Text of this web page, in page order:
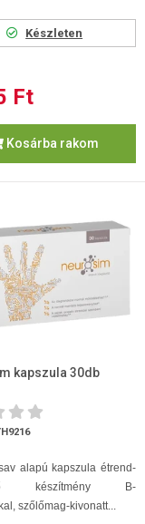
Készleten
Ft
Kosárba rakom
kapszula 30db
alapú kapszula étrend-
készítmény B-
szőlőmag-kivonatt...